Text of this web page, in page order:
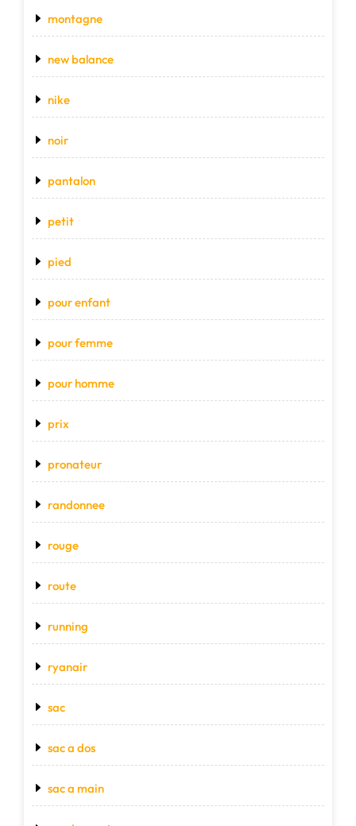
montagne
new balance
nike
noir
pantalon
petit
pied
pour enfant
pour femme
pour homme
prix
pronateur
randonnee
rouge
route
running
ryanair
sac
sac a dos
sac a main